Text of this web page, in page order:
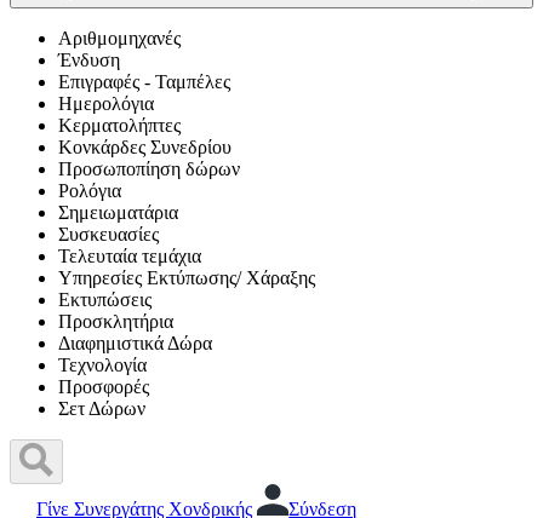
Αριθμομηχανές
Ένδυση
Επιγραφές - Ταμπέλες
Ημερολόγια
Κερματολήπτες
Κονκάρδες Συνεδρίου
Προσωποπίηση δώρων
Ρολόγια
Σημειωματάρια
Συσκευασίες
Τελευταία τεμάχια
Υπηρεσίες Εκτύπωσης/ Χάραξης
Εκτυπώσεις
Προσκλητήρια
Διαφημιστικά Δώρα
Τεχνολογία
Προσφορές
Σετ Δώρων
Γίνε Συνεργάτης Χονδρικής Σύνδεση